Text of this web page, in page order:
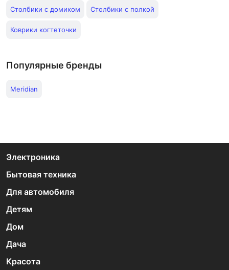
Столбики с домиком Столбики с полкой
Коврики когтеточки
Популярные бренды
Meridian
Электроника
Бытовая техника
Для автомобиля
Детям
Дом
Дача
Красота